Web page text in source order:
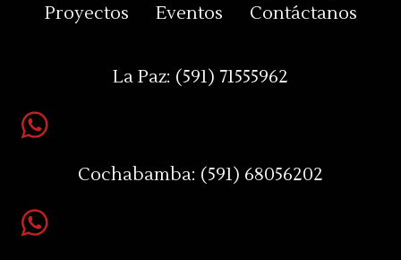
Proyectos
Eventos Contáctanos
La Paz: (591) 71555962
Cochabamba: (591) 68056202